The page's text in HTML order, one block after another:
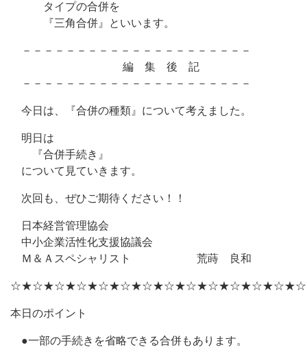
タイプの合併を
『三角合併』といいます。
－－－－－－－－－－－－－－－－－－－－－
編 集 後 記
－－－－－－－－－－－－－－－－－－－－－
今日は、『合併の種類』について考えました。
明日は
『合併手続き』
について見ていきます。
次回も、ぜひご期待ください！！
日本経営管理協会
中小企業活性化支援協議会
Ｍ＆Ａスペシャリスト 荒蒔 良和
本日のポイント
●一部の手続きを省略できる合併もあります。